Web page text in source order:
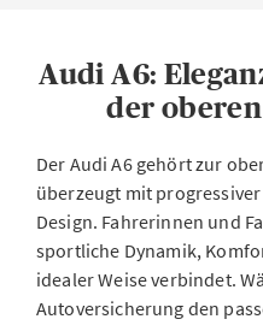
Audi A6:
der
Der Audi A6 gehört zur
überzeugt mit
Design. Fahrerinnen und
sportliche Dynamik,
idealer Weise verbindet.
Autoversicherung den